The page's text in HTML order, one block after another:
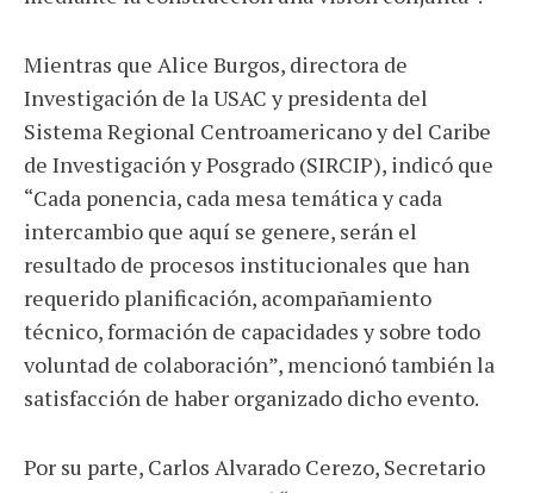
Mientras que Alice Burgos, directora de
Investigación de la USAC y presidenta del
Sistema Regional Centroamericano y del Caribe
de Investigación y Posgrado (SIRCIP), indicó que
“Cada ponencia, cada mesa temática y cada
intercambio que aquí se genere, serán el
resultado de procesos institucionales que han
requerido planificación, acompañamiento
técnico, formación de capacidades y sobre todo
voluntad de colaboración”, mencionó también la
satisfacción de haber organizado dicho evento.
Por su parte, Carlos Alvarado Cerezo, Secretario